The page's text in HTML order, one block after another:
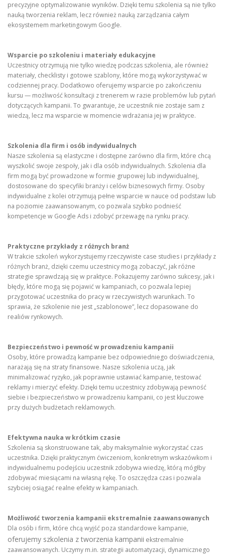
precyzyjne optymalizowanie wyników. Dzięki temu szkolenia są nie tylko
nauką tworzenia reklam, lecz również nauką zarządzania całym
ekosystemem marketingowym Google.
Wsparcie po szkoleniu i materiały edukacyjne
Uczestnicy otrzymują nie tylko wiedzę podczas szkolenia, ale również
materiały, checklisty i gotowe szablony, które mogą wykorzystywać w
codziennej pracy. Dodatkowo oferujemy wsparcie po zakończeniu
kursu — możliwość konsultacji z trenerem w razie problemów lub pytań
dotyczących kampanii. To gwarantuje, że uczestnik nie zostaje sam z
wiedzą, lecz ma wsparcie w momencie wdrażania jej w praktyce.
Szkolenia dla firm i osób indywidualnych
Nasze szkolenia są elastyczne i dostępne zarówno dla firm, które chcą
wyszkolić swoje zespoły, jak i dla osób indywidualnych. Szkolenia dla
firm mogą być prowadzone w formie grupowej lub indywidualnej,
dostosowane do specyfiki branży i celów biznesowych firmy. Osoby
indywidualne z kolei otrzymują pełne wsparcie w nauce od podstaw lub
na poziomie zaawansowanym, co pozwala szybko podnieść
kompetencje w Google Ads i zdobyć przewagę na rynku pracy.
Praktyczne przykłady z różnych branż
W trakcie szkoleń wykorzystujemy rzeczywiste case studies i przykłady z
różnych branż, dzięki czemu uczestnicy mogą zobaczyć, jak różne
strategie sprawdzają się w praktyce. Pokazujemy zarówno sukcesy, jak i
błędy, które mogą się pojawić w kampaniach, co pozwala lepiej
przygotować uczestnika do pracy w rzeczywistych warunkach. To
sprawia, że szkolenie nie jest „szablonowe”, lecz dopasowane do
realiów rynkowych.
Bezpieczeństwo i pewność w prowadzeniu kampanii
Osoby, które prowadzą kampanie bez odpowiedniego doświadczenia,
narażają się na straty finansowe. Nasze szkolenia uczą, jak
minimalizować ryzyko, jak poprawnie ustawiać kampanie, testować
reklamy i mierzyć efekty. Dzięki temu uczestnicy zdobywają pewność
siebie i bezpieczeństwo w prowadzeniu kampanii, co jest kluczowe
przy dużych budżetach reklamowych.
Efektywna nauka w krótkim czasie
Szkolenia są skonstruowane tak, aby maksymalnie wykorzystać czas
uczestnika. Dzięki praktycznym ćwiczeniom, konkretnym wskazówkom i
indywidualnemu podejściu uczestnik zdobywa wiedzę, którą mógłby
zdobywać miesiącami na własną rękę. To oszczędza czas i pozwala
szybciej osiągać realne efekty w kampaniach.
Możliwość tworzenia kampanii ekstremalnie zaawansowanych
Dla osób i firm, które chcą wyjść poza standardowe kampanie,
oferujemy szkolenia z tworzenia kampanii ekstremalnie
zaawansowanych. Uczymy m.in. strategii automatyzacji, dynamicznego